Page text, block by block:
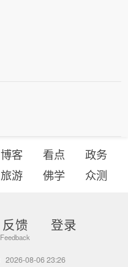
博客 看点
政务
旅游 佛学 众测
反馈 登录
2026-08-06 23:26